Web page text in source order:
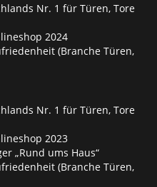
Nr. 1 für Türen, Tore
2024
(Branche Türen,
Nr. 1 für Türen, Tore
2023
„Rund ums Haus“
(Branche Türen,